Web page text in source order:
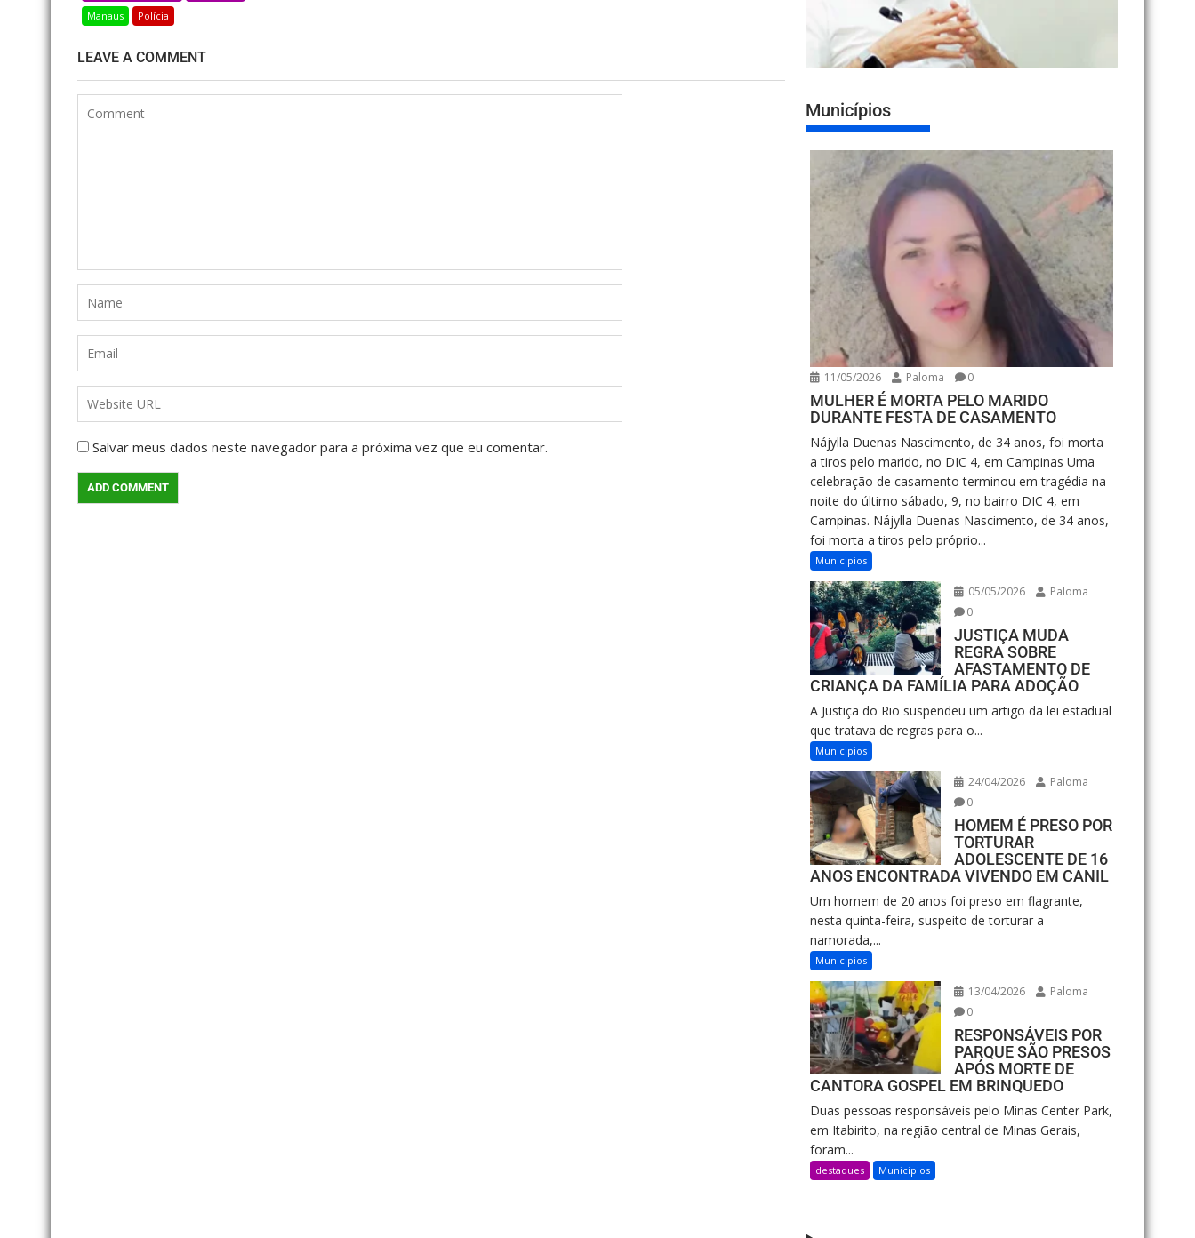
Manaus
Polícia
LEAVE A COMMENT
Salvar meus dados neste navegador para a próxima vez que eu comentar.
Municípios
11/05/2026 Paloma 0
MULHER É MORTA PELO MARIDO
DURANTE FESTA DE CASAMENTO
Nájylla Duenas Nascimento, de 34 anos, foi morta
a tiros pelo marido, no DIC 4, em Campinas Uma
celebração de casamento terminou em tragédia na
noite do último sábado, 9, no bairro DIC 4, em
Campinas. Nájylla Duenas Nascimento, de 34 anos,
foi morta a tiros pelo próprio...
Municipios
05/05/2026
Paloma
0
JUSTIÇA MUDA
REGRA SOBRE
AFASTAMENTO DE
CRIANÇA DA FAMÍLIA PARA ADOÇÃO
A Justiça do Rio suspendeu um artigo da lei estadual
que tratava de regras para o...
Municipios
24/04/2026
Paloma
0
HOMEM É PRESO POR
TORTURAR
ADOLESCENTE DE 16
ANOS ENCONTRADA VIVENDO EM CANIL
Um homem de 20 anos foi preso em flagrante,
nesta quinta-feira, suspeito de torturar a
namorada,...
Municipios
13/04/2026
Paloma
0
RESPONSÁVEIS POR
PARQUE SÃO PRESOS
APÓS MORTE DE
CANTORA GOSPEL EM BRINQUEDO
Duas pessoas responsáveis pelo Minas Center Park,
em Itabirito, na região central de Minas Gerais,
foram...
destaques Municipios